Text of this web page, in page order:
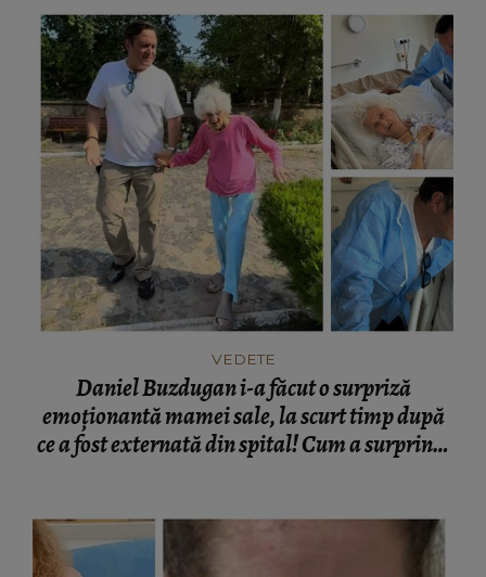
VEDETE
Daniel Buzdugan i-a făcut o surpriză
emoționantă mamei sale, la scurt timp după
ce a fost externată din spital! Cum a surprins-